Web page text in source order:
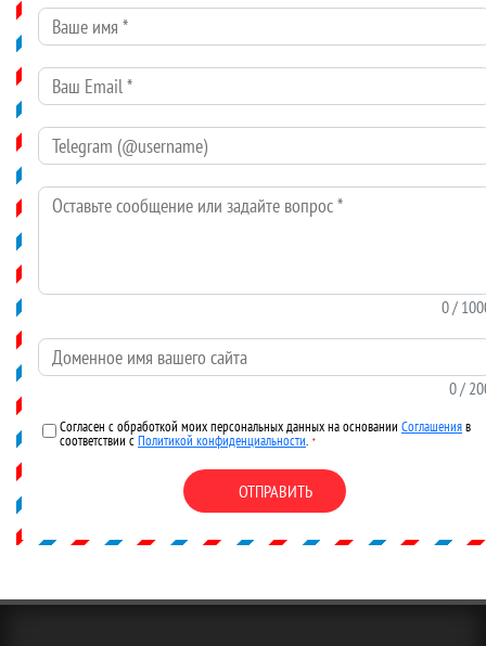
Ваше имя *
Ваш Email*
Telegram (@username)
Оставьте сообщение или задайте вопрос *
0/
Доменное имя вашего сайта
0/
Согласен с обработкой моих персональных данных на основании Соглашенияв
соответствии сПолитикой конфиденциальности *
ОТПРАВИТЬ